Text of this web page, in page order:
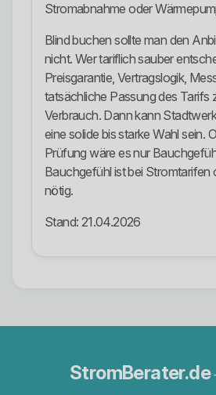
Stromabnahme oder
Blind buchen sollte man den
nicht. Wer tariflich sauber
Preisgarantie, Vertragslogik,
tatsächliche Passung des Tarifs
Verbrauch. Dann kann
eine solide bis starke Wahl sein.
Prüfung wäre es nur
Bauchgefühl ist bei Stromtarifen
nötig.
Stand: 21.04.2026
StromBerater.de